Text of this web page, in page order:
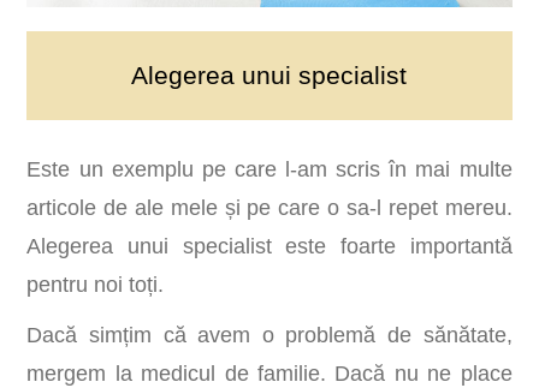
Alegerea unui specialist
Este un exemplu pe care l-am scris în mai multe
articole de ale mele și pe care o sa-l repet mereu.
Alegerea unui specialist este foarte importantă
pentru noi toți.
Dacă simțim că avem o problemă de sănătate,
mergem la medicul de familie. Dacă nu ne place